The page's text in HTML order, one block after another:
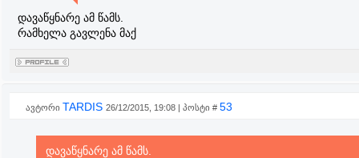
დავაწყნარე ამ წამს.
რამხელა გავლენა მაქ
ავტორი TARDIS 26/12/2015, 19:08 | პოსტი # 53
დავაწყნარე ამ წამს.